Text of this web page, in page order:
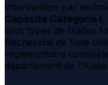
Intervention par
Capacité Catégorie I,
tous types de fluides
Recherche de fuite
réglementaire
département de l'Aude.